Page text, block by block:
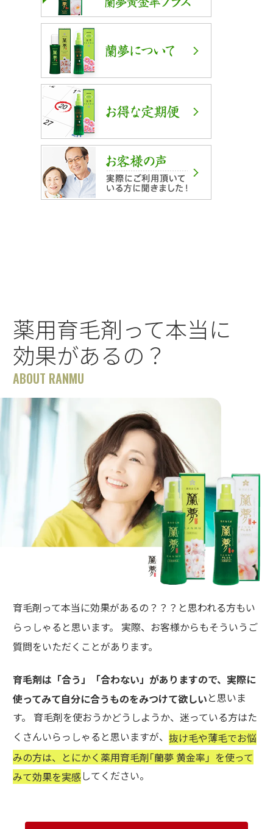
薬用育毛剤って本当に
効果があるの？
ABOUT RANMU
育毛剤って本当に効果があるの？？？と思われる方もい
らっしゃると思います。 実際、お客様からもそういうご
質問をいただくことがあります。
育毛剤は「合う」「合わない」がありますので、実際に
使ってみて自分に合うものをみつけて欲しいと思いま
す。 育毛剤を使おうかどうしようか、迷っている方はた
くさんいらっしゃると思いますが、 抜け毛や薄毛でお悩
みの方は、とにかく薬用育毛剤｢蘭夢 黄金率」を使って
みて効果を実感してください。